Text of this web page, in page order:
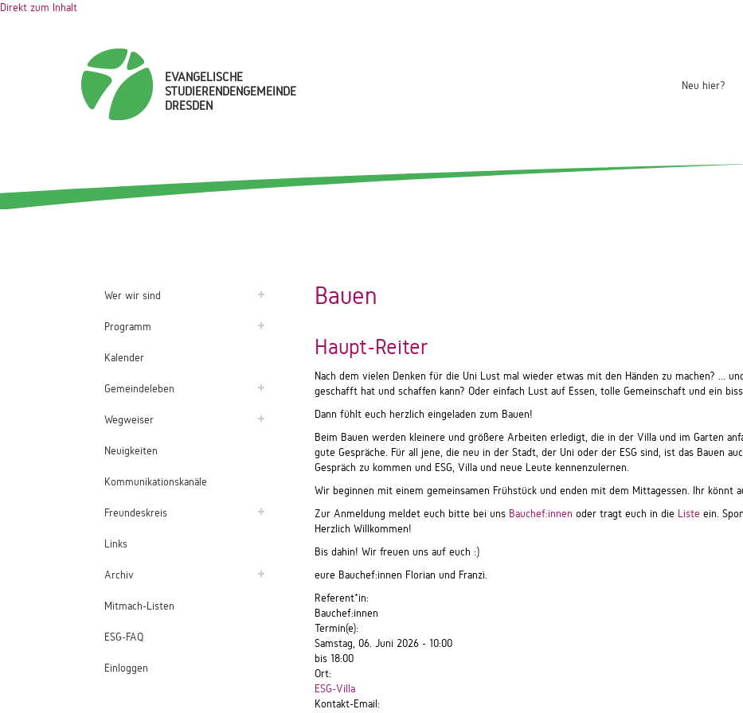
Direkt zum Inhalt
EVANGELISCHE
STUDIERENDENGEMEINDE
DRESDEN
Neu hier?
Wer wir sind
Programm
Kalender
Gemeindeleben
Wegweiser
Neuigkeiten
Kommunikationskanäle
Freundeskreis
Links
Archiv
Mitmach-Listen
ESG-FAQ
Einloggen
Bauen
Haupt-Reiter
Nach dem vielen Denken für die Uni Lust mal wieder etwas mit den Händen zu machen? ...
geschafft hat und schaffen kann? Oder einfach Lust auf Essen, tolle Gemeinschaft und ein
Dann fühlt euch herzlich eingeladen zum Bauen!
Beim Bauen werden kleinere und größere Arbeiten erledigt, die in der Villa und im Garten
gute Gespräche. Für all jene, die neu in der Stadt, der Uni oder der ESG sind, ist das Bauen
Gespräch zu kommen und ESG, Villa und neue Leute kennenzulernen.
Wir beginnen mit einem gemeinsamen Frühstück und enden mit dem Mittagessen. Ihr könnt
Zur Anmeldung meldet euch bitte bei uns Bauchef:innen oder tragt euch in die Liste ein.
Herzlich Willkommen!
Bis dahin! Wir freuen uns auf euch :)
eure Bauchef:innen Florian und Franzi.
Referent*in:
Bauchef:innen
Termin(e):
Samstag, 06. Juni 2026 - 10:00
bis 18:00
Ort:
ESG-Villa
Kontakt-Email: